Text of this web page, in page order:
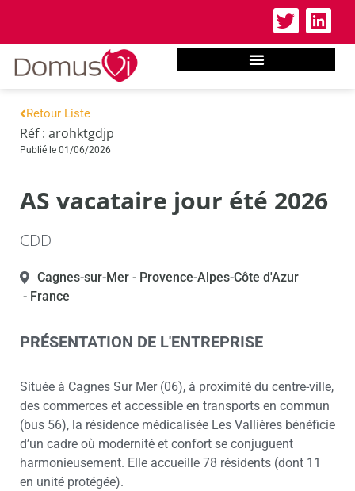
Retour Liste
Réf : arohktgdjp
Publié le 01/06/2026
AS vacataire jour été 2026
CDD
Cagnes-sur-Mer - Provence-Alpes-Côte d'Azur
- France
PRÉSENTATION DE L'ENTREPRISE
Située à Cagnes Sur Mer (06), à proximité du centre-ville,
des commerces et accessible en transports en commun
(bus 56), la résidence médicalisée Les Vallières bénéficie
d’un cadre où modernité et confort se conjuguent
harmonieusement. Elle accueille 78 résidents (dont 11
en unité protégée).